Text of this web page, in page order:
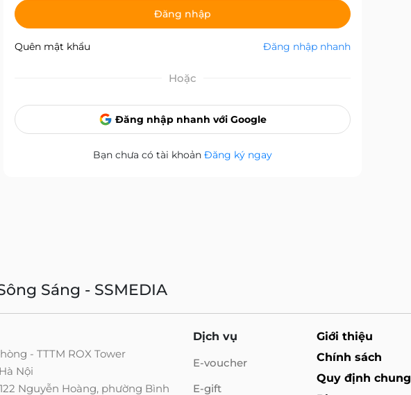
Đăng nhập
Quên mật khẩu Đăng nhập nhanh
Hoặc
Đăng nhập nhanh với Google
Bạn chưa có tài khoản Đăng ký ngay
Sáng - SSMEDIA
- TTTM ROX Tower
Nội
Nguyễn Hoàng, phường Bình
Dịch vụ
E-voucher
E-gift
Giới thiệu
Chính sách
Quy định chung